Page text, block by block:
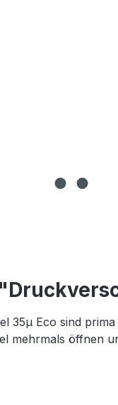
35μ Eco sind
mehrmals öffnen